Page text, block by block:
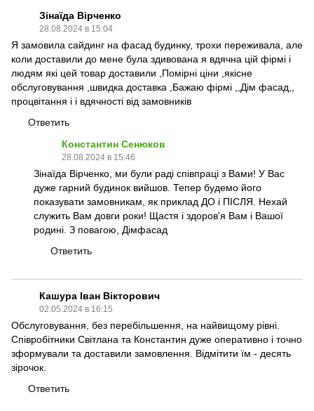
Зінаїда Вірченко
28.08.2024 в 15:04
Я замовила сайдинг на фасад будинку, трохи переживала, але
коли доставили до мене була здивована я вдячна цій фірмі і
людям які цей товар доставили ,Помірні ціни ,якісне
обслуговування ,швидка доставка ,Бажаю фірмі ,,Дім фасад,,
процвітання і і вдячності від замовників
Ответить
Константин Сенюков
28.08.2024 в 15:46
Зінаїда Вірченко, ми були раді співпраці з Вами! У Вас
дуже гарний будинок вийшов. Тепер будемо його
показувати замовникам, як приклад ДО і ПІСЛЯ. Нехай
служить Вам довги роки! Щастя і здоров'я Вам і Вашої
родині. З повагою, Дімфасад
Ответить
Кашура Іван Вікторович
02.05.2024 в 16:15
Обслуговування, без перебільшення, на найвищому рівні.
Співробітники Світлана та Константин дуже оперативно і точно
зформували та доставили замовлення. Відмітити їм - десять
зірочок.
Ответить